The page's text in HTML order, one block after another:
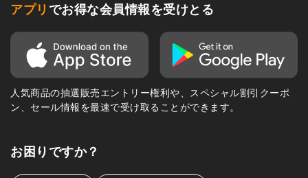
アプリ でお得な会員情報を受けとる
人気商品の抽選販売エントリー権利や、スペシャル割引クーポ
ン、セール情報を最速で受け取ることができます。
お困りですか？